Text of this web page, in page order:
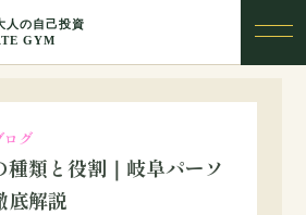
ログ
種類と役割｜岐阜パーソ
底解説